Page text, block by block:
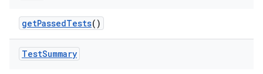
getPassedTests()
TestSummary